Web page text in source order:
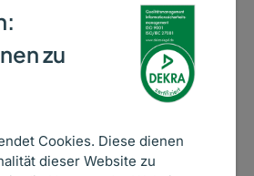
zu
Cookies. Diese dienen
dieser Website zu
wurde für jede Bewerbung
der zur Prüfung
durch das Haus
Verfahren war
und anfällig für
Mitarbeiter bei zu